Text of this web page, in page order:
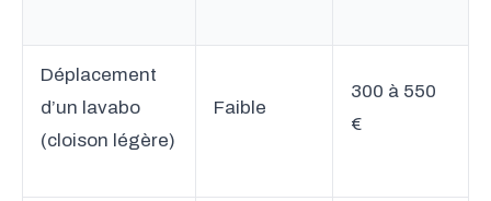
Déplacement
d’un lavabo
(cloison légère)
Faible
300 à 550
€